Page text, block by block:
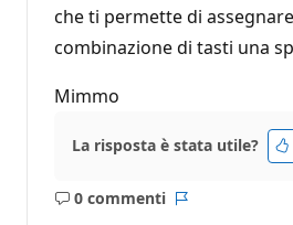
che ti permette di
combinazione di tasti una
Mimmo
La risposta è stata utile?
0 commenti
Nessun